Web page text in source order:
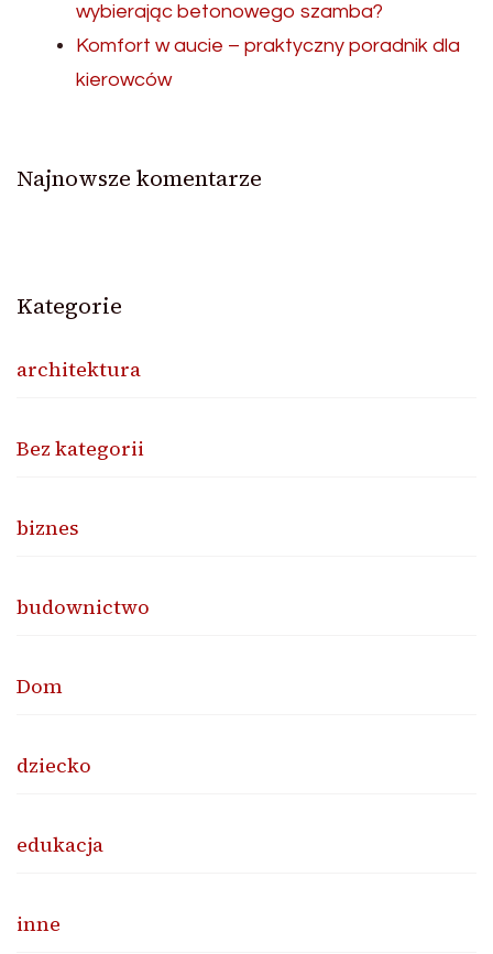
wybierając betonowego szamba?
Komfort w aucie – praktyczny poradnik dla
kierowców
Najnowsze komentarze
Kategorie
architektura
Bez kategorii
biznes
budownictwo
Dom
dziecko
edukacja
inne